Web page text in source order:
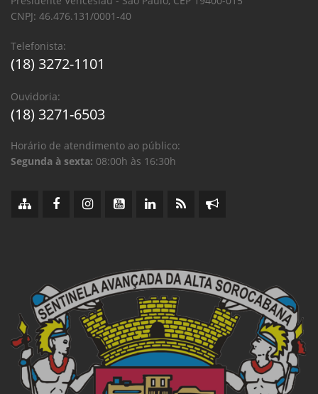
CNPJ: 46.476.131/0001-40
Telefonista:
(18) 3272-1101
Ouvidoria:
(18) 3271-6503
Horário de atendimento ao público:
Segunda à sexta: 08:00h às 16:30h